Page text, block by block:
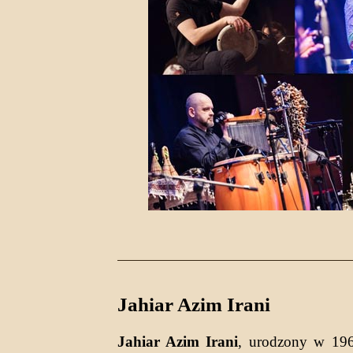
Jahiar Azim Irani
Jahiar Azim Irani, urodzony w